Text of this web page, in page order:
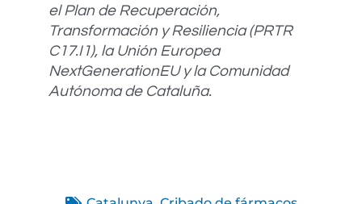
el Plan de Recuperación,
Transformación y Resiliencia (PRTR
C17.I1), la Unión Europea
NextGenerationEU y la Comunidad
Autónoma de Cataluña.